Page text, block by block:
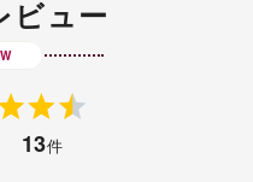
ビュー
13件